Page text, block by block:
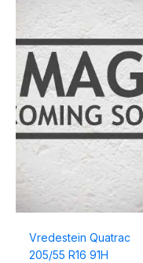
Vredestein Quatrac
205/55 R16 91H